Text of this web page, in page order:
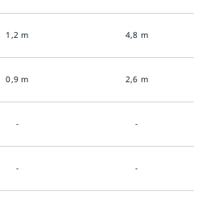
1,2 m 4,8 m
0,9 m 2,6 m
- -
- -